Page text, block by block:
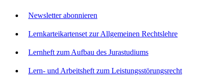
Newsletter abonnieren
Lernkarteikartenset zur Allgemeinen Rechtslehre
Lernheft zum Aufbau des Jurastudiums
Lern- und Arbeitsheft zum Leistungsstörungsrecht